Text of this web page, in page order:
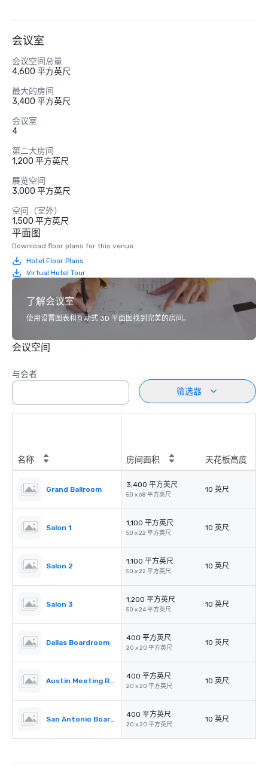
会议室
会议空间总量
4,600 平方英尺
最大的房间
3,400 平方英尺
会议室
4
第二大房间
1,200 平方英尺
展览空间
3,000 平方英尺
空间（室外）
1,500 平方英尺
平面图
Download floor plans for this venue.
Hotel Floor Plans
Virtual Hotel Tour
了解会议室
使用设置图表和互动式 3D 平面图找到完美的房间。
会议空间
与会者
筛选器
名称 房间面积 天花板高度
Grand Ballroom
3,400 平方英尺
50 x 68 平方英尺
10 英尺
Salon 1
1,100 平方英尺
50 x 22 平方英尺
10 英尺
Salon 2
1,100 平方英尺
50 x 22 平方英尺
10 英尺
Salon 3
1,200 平方英尺
50 x 24 平方英尺
10 英尺
Dallas Boardroom
400 平方英尺
20 x 20 平方英尺
10 英尺
Austin Meeting Room
400 平方英尺
20 x 20 平方英尺
10 英尺
San Antonio Boardroom
400 平方英尺
20 x 20 平方英尺
10 英尺